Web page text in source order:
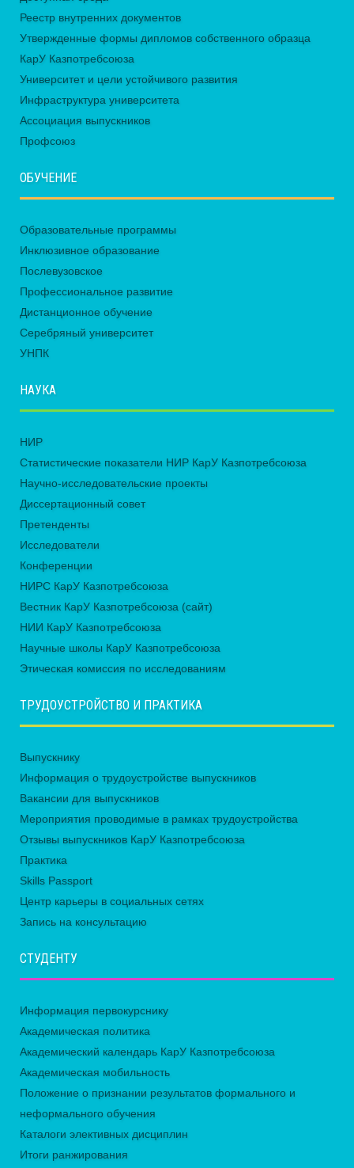
Реестр внутренних документов
Утвержденные формы дипломов собственного образца
КарУ Казпотребсоюза
Университет и цели устойчивого развития
Инфраструктура университета
Ассоциация выпускников
Профсоюз
ОБУЧЕНИЕ
Образовательные программы
Инклюзивное образование
Послевузовское
Профессиональное развитие
Дистанционное обучение
Серебряный университет
УНПК
НАУКА
НИР
Статистические показатели НИР КарУ Казпотребсоюза
Научно-исследовательские проекты
Диссертационный совет
Претенденты
Исследователи
Конференции
НИРС КарУ Казпотребсоюза
Вестник КарУ Казпотребсоюза (сайт)
НИИ КарУ Казпотребсоюза
Научные школы КарУ Казпотребсоюза
Этическая комиссия по исследованиям
ТРУДОУСТРОЙСТВО И ПРАКТИКА
Выпускнику
Информация о трудоустройстве выпускников
Вакансии для выпускников
Мероприятия проводимые в рамках трудоустройства
Отзывы выпускников КарУ Казпотребсоюза
Практика
Skills Passport
Центр карьеры в социальных сетях
Запись на консультацию
СТУДЕНТУ
Информация первокурснику
Академическая политика
Академический календарь КарУ Казпотребсоюза
Академическая мобильность
Положение о признании результатов формального и
неформального обучения
Каталоги элективных дисциплин
Итоги ранжирования